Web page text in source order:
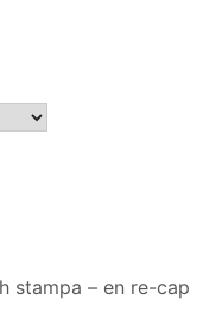
stampa – en re-cap